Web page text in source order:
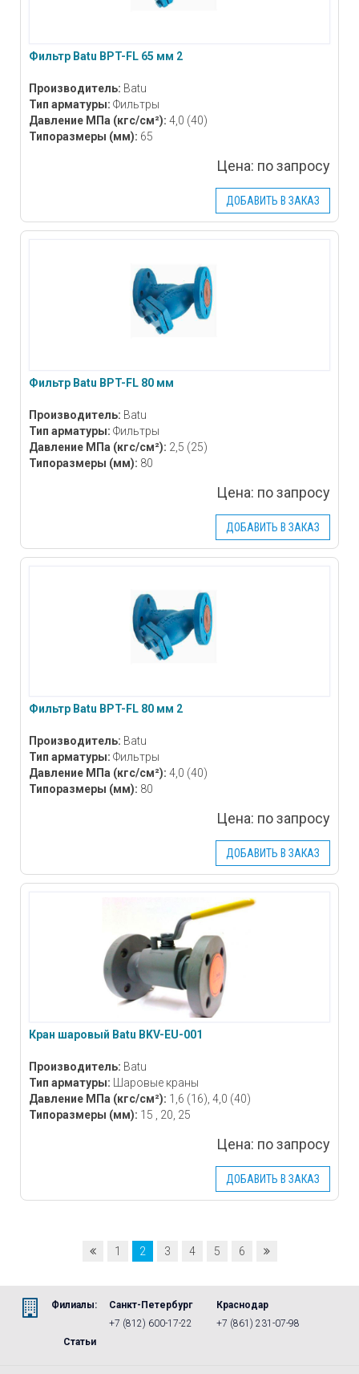
Фильтр Batu BPT-FL 65 мм 2
Производитель: Batu
Тип арматуры: Фильтры
Давление МПа (кгс/см²): 4,0 (40)
Типоразмеры (мм): 65
Цена: по запросу
ДОБАВИТЬ В ЗАКАЗ
Фильтр Batu BPT-FL 80 мм
Производитель: Batu
Тип арматуры: Фильтры
Давление МПа (кгс/см²): 2,5 (25)
Типоразмеры (мм): 80
Цена: по запросу
ДОБАВИТЬ В ЗАКАЗ
Фильтр Batu BPT-FL 80 мм 2
Производитель: Batu
Тип арматуры: Фильтры
Давление МПа (кгс/см²): 4,0 (40)
Типоразмеры (мм): 80
Цена: по запросу
ДОБАВИТЬ В ЗАКАЗ
Кран шаровый Batu BKV-EU-001
Производитель: Batu
Тип арматуры: Шаровые краны
Давление МПа (кгс/см²): 1,6 (16), 4,0 (40)
Типоразмеры (мм): 15 , 20, 25
Цена: по запросу
ДОБАВИТЬ В ЗАКАЗ
1 2 3 4 5 6
Филиалы:
Санкт-Петербург
+7 (812) 600-17-22
Краснодар
+7 (861) 231-07-98
Статьи